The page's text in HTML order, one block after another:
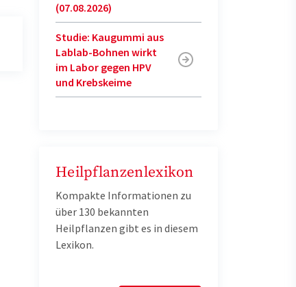
(07.08.2026)
Studie: Kaugummi aus
Lablab-Bohnen wirkt
im Labor gegen HPV
und Krebskeime
Heilpflanzenlexikon
Kompakte Informationen zu
über 130 bekannten
Heilpflanzen gibt es in diesem
Lexikon.